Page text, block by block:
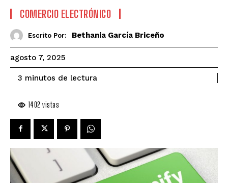
COMERCIO ELECTRÓNICO
Escrito Por: Bethania García Briceño
agosto 7, 2025
3 minutos de lectura
1402 vistas